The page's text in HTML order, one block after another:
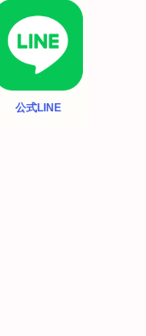
公式LINE